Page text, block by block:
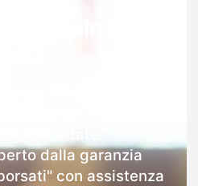
dalla garanzia
con assistenza